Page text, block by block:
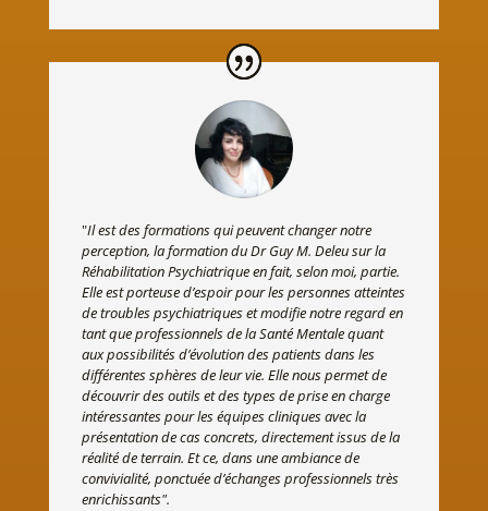
"Il est des formations qui peuvent changer notre
perception, la formation du Dr Guy M. Deleu sur la
Réhabilitation Psychiatrique en fait, selon moi, partie.
Elle est porteuse d’espoir pour les personnes atteintes
de troubles psychiatriques et modifie notre regard en
tant que professionnels de la Santé Mentale quant
aux possibilités d’évolution des patients dans les
différentes sphères de leur vie. Elle nous permet de
découvrir des outils et des types de prise en charge
intéressantes pour les équipes cliniquesavec la
présentation de cas concrets, directement issus de la
réalité de terrain. Et ce, dans une ambiance de
convivialité, ponctuée d’échanges professionnels très
enrichissants".